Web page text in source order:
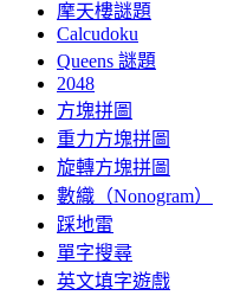
摩天樓謎題
Calcudoku
Queens 謎題
2048
方塊拼圖
重力方塊拼圖
旋轉方塊拼圖
數織（Nonogram）
踩地雷
單字搜尋
英文填字遊戲